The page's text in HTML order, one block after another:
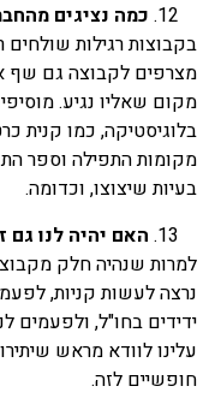
כמה נציגים
בקבוצות רגילות שולחים
מצרפים לקבוצה גם שף
מקום שאליו נגיע.
בלוגיסטיקה, כמו קנית
מקומות התפילה וספר
בעיות שיצוצו, וכדומה.
האם יהיה לנו גם
למרות שנהיה חלק
נרצה לעשות קניות,
ידידים בחו"ל, ולפעמים
עלינו לוודא מראש
חופשיים לזה.